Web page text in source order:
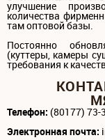
улучшение
количества
там оптовой базы.
Постоянно
(куттеры, камеры
требования к
Телефон: (80177) 73-
Электронная почта: